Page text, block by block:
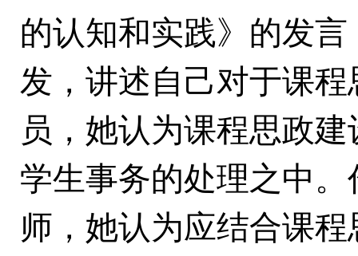
的认知和实践》的发
发，讲述自己对于课
员，她认为课程思政
学生事务的处理之中
师，她认为应结合课